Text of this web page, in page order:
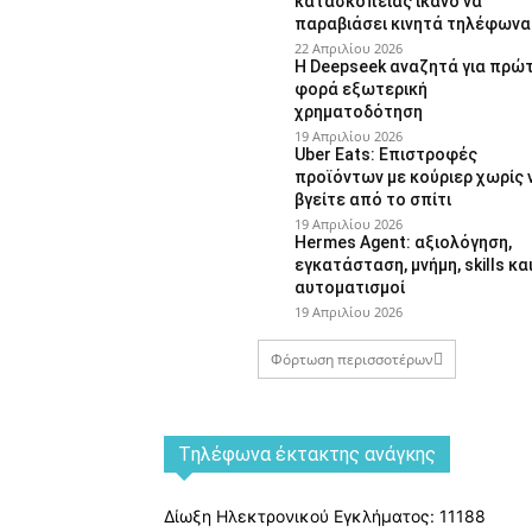
παραβιάσει κινητά τηλέφωνα
22 Απριλίου 2026
Η Deepseek αναζητά για
φορά εξωτερική
χρηματοδότηση
19 Απριλίου 2026
Uber Eats: Επιστροφές
προϊόντων με κούριερ χωρίς
βγείτε από το σπίτι
19 Απριλίου 2026
Hermes Agent: αξιολόγηση,
εγκατάσταση, μνήμη, skills και
αυτοματισμοί
19 Απριλίου 2026
Φόρτωση περισσοτέρων
Tηλέφωνα έκτακτης ανάγκης
Δίωξη Ηλεκτρονικού Εγκλήματος: 11188